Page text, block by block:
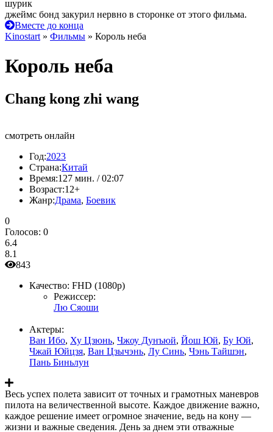
шурик
джеймс бонд закурил нервно в сторонке от этого фильма.
Вместе до конца
Kinostart » Фильмы » Король неба
Король неба
Chang kong zhi wang
смотреть онлайн
Год:2023
Страна:Китай
Время:127 мин. / 02:07
Возраст:12+
Жанр:Драма, Боевик
0
Голосов: 0
6.4
8.1
843
Качество: FHD (1080p)
Режиссер:
Лю Сяоши
Актеры:
Ван Ибо, Ху Цзюнь, Чжоу Дунъюй, Йош Юй, Бу Юй,
Чжай Юйцзя, Ван Цзычэнь, Лу Синь, Чэнь Тайшэн,
Пань Биньлун
Весь успех полета зависит от точных и грамотных маневров
пилота на величественной высоте. Каждое движение важно,
каждое решение имеет огромное значение, ведь на кону —
жизни и важные сведения. День за днем эти отважные